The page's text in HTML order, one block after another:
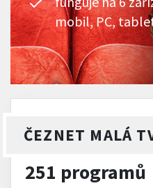
mobil, PC,
ČEZNET MALÁ
251 programů